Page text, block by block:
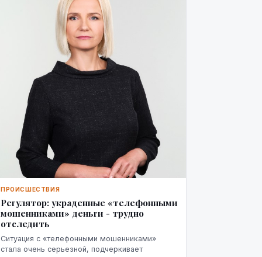
ПРОИСШЕСТВИЯ
Регулятор: украденные «телефонными
мошенниками» деньги - трудно
отследить
Ситуация с «телефонными мошенниками»
стала очень серьезной, подчеркивает